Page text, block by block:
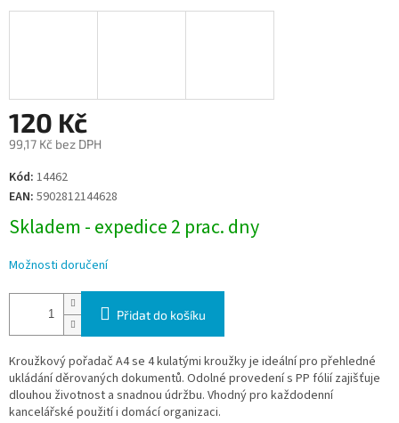
120 Kč
99,17 Kč bez DPH
Měrná
cena:
Kód: 14462
EAN: 5902812144628
Skladem - expedice 2 prac. dny
Možnosti doručení
Přidat do košíku
Kroužkový pořadač A4 se 4 kulatými kroužky je ideální pro přehledné
ukládání děrovaných dokumentů. Odolné provedení s PP fólií zajišťuje
dlouhou životnost a snadnou údržbu. Vhodný pro každodenní
kancelářské použití i domácí organizaci.